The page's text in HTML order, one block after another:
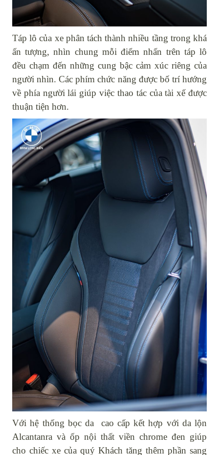
Táp lô của xe phân tách thành nhiều tầng trong khá
ấn tượng, nhìn chung mỗi điểm nhấn trên táp lô
đều chạm đến những cung bậc cảm xúc riêng của
người nhìn. Các phím chức năng được bố trí hướng
về phía người lái giúp việc thao tác của tài xế được
thuận tiện hơn.
Với hệ thống bọc da cao cấp kết hợp với da lộn
Alcantanra và ốp nội thất viền chrome đen giúp
cho chiếc xe của quý Khách tăng thêm phần sang